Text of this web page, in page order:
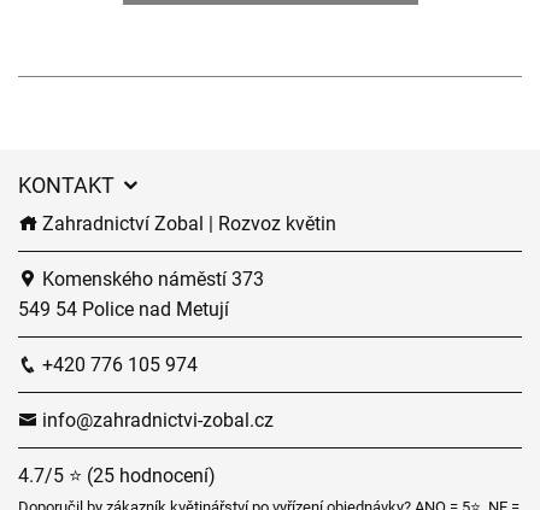
KONTAKT
Zahradnictví Zobal | Rozvoz květin
Komenského náměstí 373
549 54 Police nad Metují
+420 776 105 974
info@zahradnictvi-zobal.cz
4.7/5 ⭐ (25 hodnocení)